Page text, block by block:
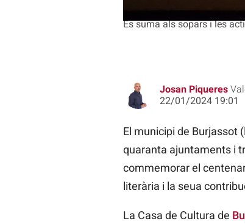
Es suma als sopars i les
Josan Piqueres
22/01/2024 19:01
El municipi de Burjassot
quaranta ajuntaments i
commemorar el
literària i la seua
La Casa de Cultura de